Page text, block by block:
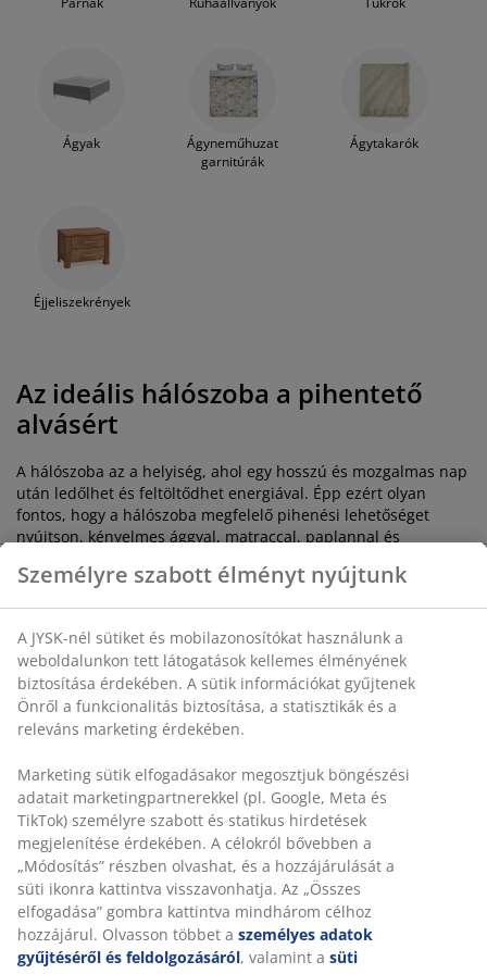
Ágyak
Ágyneműhuzat
garnitúrák
Ágytakarók
Éjjeliszekrények
Az ideális hálószoba a pihentető
alvásért
A hálószoba az a helyiség, ahol egy hosszú és mozgalmas nap
után ledőlhet és feltöltődhet energiával. Épp ezért olyan
fontos, hogy a hálószoba megfelelő pihenési lehetőséget
nyújtson, kényelmes ággyal, matraccal, paplannal és
feltételei a minőségi alvásnak és a könnyű ébredésnek.
is nagyban hozzájárul az alvás minőségéhez. A pihentető
színek, a funkcionális berendezés és a szép összhatás mind-
mind fontos elemei egy hálószobának. Egy gyönyörű ágyvég
és egy hozzáillő komód, ruhás- vagy éjjeliszekrény
segítségével megteremtheti a szükséges összhangot a
az ágytakaró sem maradhat el: válasszon olyat, amely illik a
szoba stílusához, és egészítse ki különböző méretű és mintájú
díszpárnákkal. Ha pedig kisméretű hálószobáról van szó, egy
tükör segítségével könnyedén megnagyobbíthatja a teret. Az
egyéb dekorációs elemek, például vázák,képkeretek
és egyebek még magasabb szintre emelhetik a szoba
megjelenését.
Az alvás fontossága
Személyre szabott élményt nyújtunk
A JYSK-nél sütiket és mobilazonosítókat használunk a
weboldalunkon tett látogatások kellemes élményének
biztosítása érdekében. A sütik információkat gyűjtenek
Önről a funkcionalitás biztosítása, a statisztikák és a
releváns marketing érdekében.
Marketing sütik elfogadásakor megosztjuk böngészési
adatait marketingpartnerekkel (pl. Google, Meta és
TikTok) személyre szabott és statikus hirdetések
megjelenítése érdekében. A célokról bővebben a
„Módosítás” részben olvashat, és a hozzájárulását a
süti ikonra kattintva visszavonhatja. Az „Összes
elfogadása” gombra kattintva mindhárom célhoz
hozzájárul. Olvasson többet a személyes adatok
gyűjtéséről és feldolgozásáról, valamint a süti